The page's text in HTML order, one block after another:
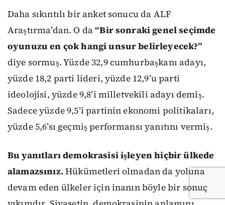
Daha sıkıntılı bir anket sonucu da ALF
Araştırma’dan. O da“Bir sonraki genel seçimde
oyunuzu en çok hangi unsur belirleyecek?”
diye sormuş. Yüzde 32,9 cumhurbaşkanı adayı,
yüzde 18,2 parti lideri, yüzde 12,9’u parti
ideolojisi, yüzde 9,8’i milletvekili adayı demiş.
Sadece yüzde 9,5’i partinin ekonomi politikaları,
yüzde 5,6’sı geçmiş performansı yanıtını vermiş.
Bu yanıtları demokrasisi işleyen hiçbir ülkede
alamazsınız.Hükümetleri olmadan da yoluna
devam eden ülkeler için inanın böyle bir sonuç